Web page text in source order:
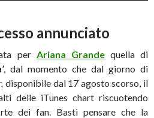
annunciato
per Ariana Grandequella di
, dal momento che dal giorno di
disponibile dal 17 agosto scorso, il
delle iTunes chart riscuotendo
dei fan. Basti pensare che la